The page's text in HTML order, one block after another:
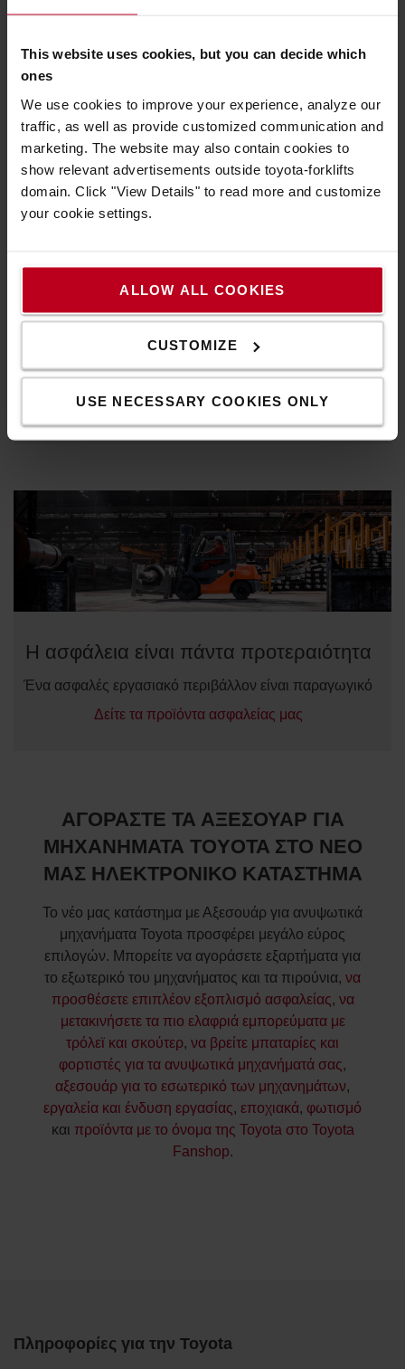
This website uses cookies, but you can decide which
ones
We use cookies to improve your experience, analyze our
traffic, as well as provide customized communication and
marketing. The website may also contain cookies to
show relevant advertisements outside toyota-forklifts
domain. Click "View Details" to read more and customize
your cookie settings.
ALLOW ALL COOKIES
CUSTOMIZE
USE NECESSARY COOKIES ONLY
Για να είστε πάντα εν κινήσει
Κατασκευασμένα με ποιότητα και λειτουργικότητα
κινούνται ομαλά, ακόμα και όταν μεταφέρουν βαριά
εμπορεύματα.
Διαβάστε περισσότερα για τα σκούτερ και τα τρόλεϊ μας
Η ασφάλεια είναι πάντα προτεραιότητα
Ένα ασφαλές εργασιακό περιβάλλον είναι παραγωγικό
Δείτε τα προϊόντα ασφαλείας μας
ΑΓΟΡΑΣΤΕ ΤΑ ΑΞΕΣΟΥΑΡ ΓΙΑ
ΜΗΧΑΝΗΜΑΤΑ TOYOTA ΣΤΟ ΝΕΟ
ΜΑΣ ΗΛΕΚΤΡΟΝΙΚΟ ΚΑΤΑΣΤΗΜΑ
Το νέο μας κατάστημα με Αξεσουάρ για ανυψωτικά
μηχανήματα Toyota προσφέρει μεγάλο εύρος
επιλογών. Μπορείτε να αγοράσετε εξαρτήματα για
το εξωτερικό του μηχανήματος και τα πιρούνια, να
προσθέσετε επιπλέον εξοπλισμό ασφαλείας, να
μετακινήσετε τα πιο ελαφριά εμπορεύματα με
τρόλεϊ και σκούτερ, να βρείτε μπαταρίες και
φορτιστές για τα ανυψωτικά μηχανήματά σας,
αξεσουάρ για το εσωτερικό των μηχανημάτων,
εργαλεία και ένδυση εργασίας, εποχιακά, φωτισμό
και προϊόντα με το όνομα της Toyota στο Toyota
Fanshop.
Πληροφορίες για την Toyota